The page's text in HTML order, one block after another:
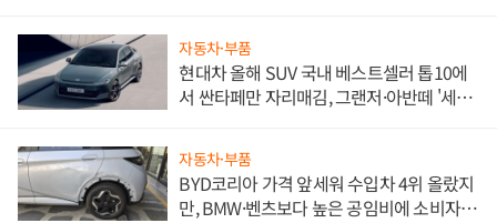
자동차·부품
현대차 올해 SUV 국내 베스트셀러 톱10에
서 싼타페만 자리매김, 그랜저·아반떼 '세단
자동차·부품
BYD코리아 가격 앞세워 수입차 4위 올랐지
만, BMW·벤츠보다 높은 공임비에 소비자